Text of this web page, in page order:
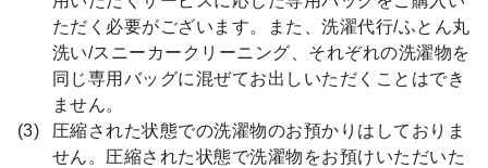
ただく必要がございます。また、洗濯代行/ふとん丸
洗い/スニーカークリーニング、それぞれの洗濯物を
同じ専用バッグに混ぜてお出しいただくことはでき
ません。
圧縮された状態での洗濯物のお預かりはしておりま
せん。圧縮された状態で洗濯物をお預けいただいた